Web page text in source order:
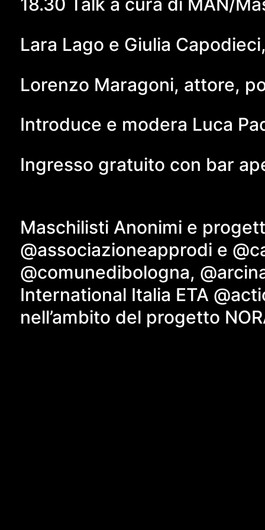
Lara Lago e Giulia
Lorenzo Maragoni, attore,
Introduce e modera Luca
Ingresso gratuito con bar
Maschilisti Anonimi e
@associazioneapprodi e
@comunedibologna,
International Italia ETA
nell’ambito del progetto